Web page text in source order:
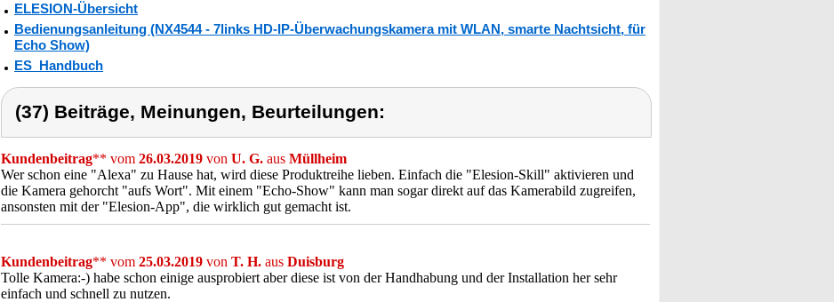
ELESION-Übersicht
Bedienungsanleitung (NX4544 - 7links HD-IP-Überwachungskamera mit WLAN, smarte Nachtsicht, für
Echo Show)
ES_Handbuch
(37) Beiträge, Meinungen, Beurteilungen:
Kundenbeitrag** vom 26.03.2019 von U. G. aus Müllheim
Wer schon eine "Alexa" zu Hause hat, wird diese Produktreihe lieben. Einfach die "Elesion-Skill" aktivieren und
die Kamera gehorcht "aufs Wort". Mit einem "Echo-Show" kann man sogar direkt auf das Kamerabild zugreifen,
ansonsten mit der "Elesion-App", die wirklich gut gemacht ist.
Kundenbeitrag** vom 25.03.2019 von T. H. aus Duisburg
Tolle Kamera:-) habe schon einige ausprobiert aber diese ist von der Handhabung und der Installation her sehr
einfach und schnell zu nutzen.